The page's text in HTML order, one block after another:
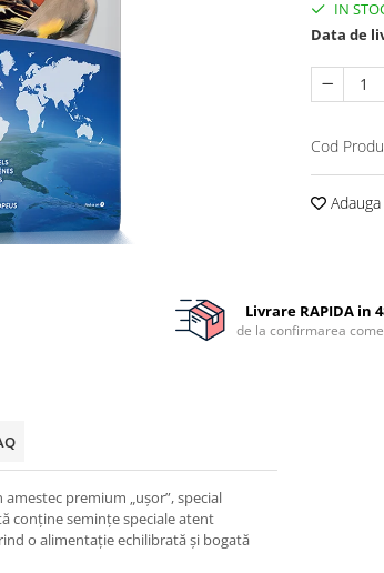
IN
Data de
Cod
Livrare RAPIDA in
de la confirmarea
premium „ușor”, special
conține semințe speciale atent
o alimentație echilibrată și bogată